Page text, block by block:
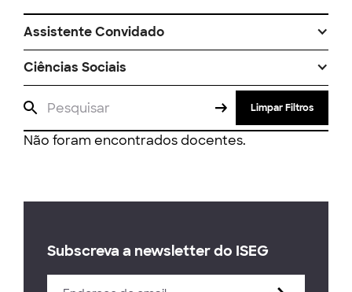
Assistente Convidado
Ciências Sociais
Limpar Filtros
Não foram encontrados docentes.
Subscreva a newsletter do ISEG